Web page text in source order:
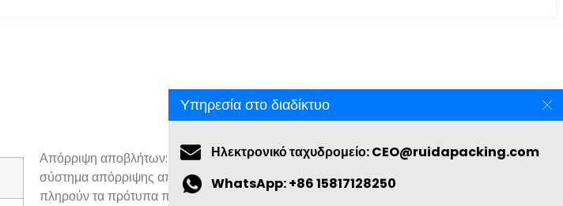
Απόρριψη αποβλήτων: Οι πρέσες ταμπλετών υψηλής ταχύτητας είναι εξοπλισμένες με
σύστημα απόρριψης απορριμμάτων που εντοπίζει και απορρίπτει τυχόν ταμπλέτες που δεν
πληρούν τα πρότυπα ποιότητας, όπως το λάθος βάρος, σκληρότητα, ή εμφάνιση.
Υπηρεσία στο διαδίκτυο
Ηλεκτρονικό ταχυδρομείο: CEO@ruidapacking.com
WhatsApp: +86 15817128250